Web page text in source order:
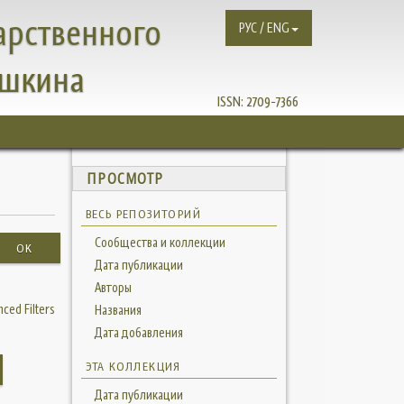
ISSN: 2709-7366
РУС / ENG
OK
Filters
ПРОСМОТР
ВЕСЬ РЕПОЗИТОРИЙ
Сообщества и коллекции
Дата публикации
Авторы
Названия
Дата добавления
ЭТА КОЛЛЕКЦИЯ
Дата публикации